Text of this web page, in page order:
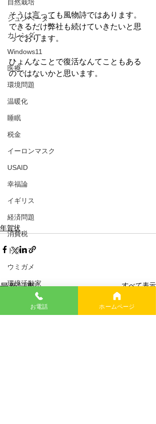
自然栽培
シュンペーター
カレンダー
Windows11
医療
環境問題
温暖化
睡眠
税金
イーロンマスク
USAID
幸福論
イギリス
経済問題
消費税
トランプ
ウミガメ
環境活動家
岡田斗司夫
享楽主義
そうは言っても風物詩ではあります。
できるだけ弊社も続けていきたいと思
っております。
ひょんなことで復活なんてこともある
のではないかと思います。
年賀状
最新記事 すべて表示
お電話 ホームページ